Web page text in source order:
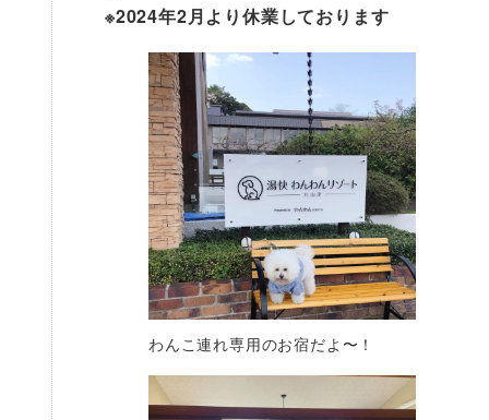
※2024年2月より休業しております
わんこ連れ専用のお宿だよ〜！